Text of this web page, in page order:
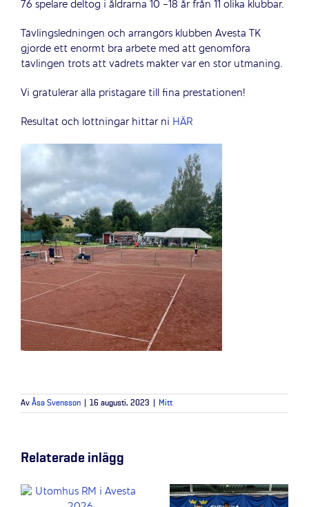
76 spelare deltog i åldrarna 10 -18 år från 11 olika klubbar.
Tävlingsledningen och arrangörs klubben Avesta TK
gjorde ett enormt bra arbete med att genomföra
tävlingen trots att vädrets makter var en stor utmaning.
Vi gratulerar alla pristagare till fina prestationen!
Resultat och lottningar hittar ni HÄR
Av Åsa Svensson 16 augusti, 2023 Mitt
Relaterade inlägg